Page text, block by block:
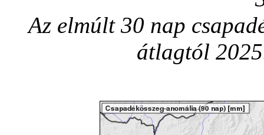
Az elmúlt 30 nap
átlagtól